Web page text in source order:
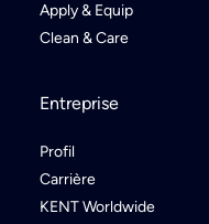
Apply & Equip
Clean & Care
Entreprise
Profil
Carrière
KENT Worldwide